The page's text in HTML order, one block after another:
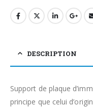
DESCRIPTION
Support de plaque
principe que celui